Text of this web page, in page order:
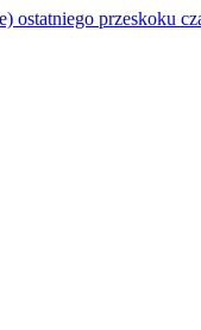
ostatniego przeskoku